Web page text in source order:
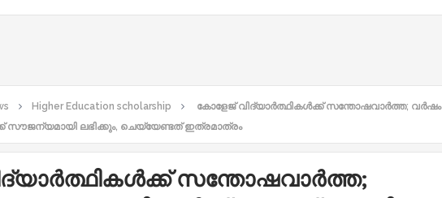
Higher Education scholarship
കോളേജ് വിദ്യാര്‍ത്ഥികള്‍ക്ക് സന്തോഷവാര്‍ത്ത; വര്‍ഷം
സൗജന്യമായി ലഭിക്കും, ചെയ്യേണ്ടത് ഇത്രമാത്രം
സന്തോഷവാര്‍ത്ത;